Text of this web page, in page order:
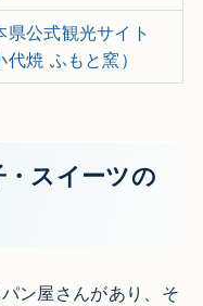
県公式観光サイト
代焼 ふもと窯）
スイーツの
ン屋さんがあり、そ